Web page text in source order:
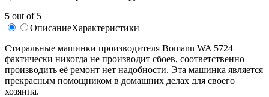
5 out of 5
ОписаниеХарактеристики
Стиральные машинки производителя Bomann WA 5724
фактически никогда не производит сбоев, соответственно
производить её ремонт нет надобности. Эта машинка является
прекрасным помощником в домашних делах для своего
хозяина.